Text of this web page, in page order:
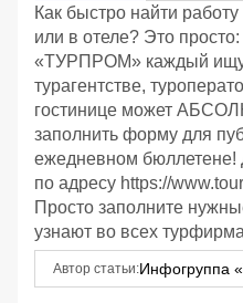
Как быстро найти
или в отеле? Это
«ТУРПРОМ» каждый
турагентстве,
гостинице может
заполнить форму для
ежедневном
по адресу https://
Просто заполните
узнают во всех
Автор статьи:Инфогруппа